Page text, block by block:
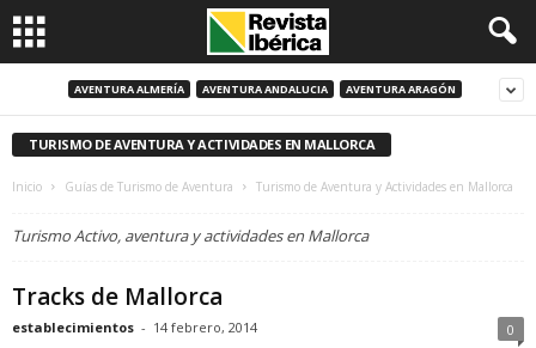
AVENTURA ALMERÍA AVENTURA ANDALUCIA AVENTURA ARAGÓN
TURISMO DE AVENTURA Y ACTIVIDADES EN MALLORCA
Inicio Guías de Turismo de Aventura Turismo de Aventura y Actividades en Mallorca
Turismo Activo, aventura y actividades en Mallorca
Tracks de Mallorca
establecimientos - 14 febrero, 2014 0